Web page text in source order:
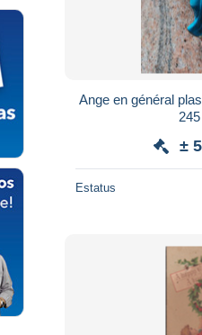
Ange en général
±
Estatus